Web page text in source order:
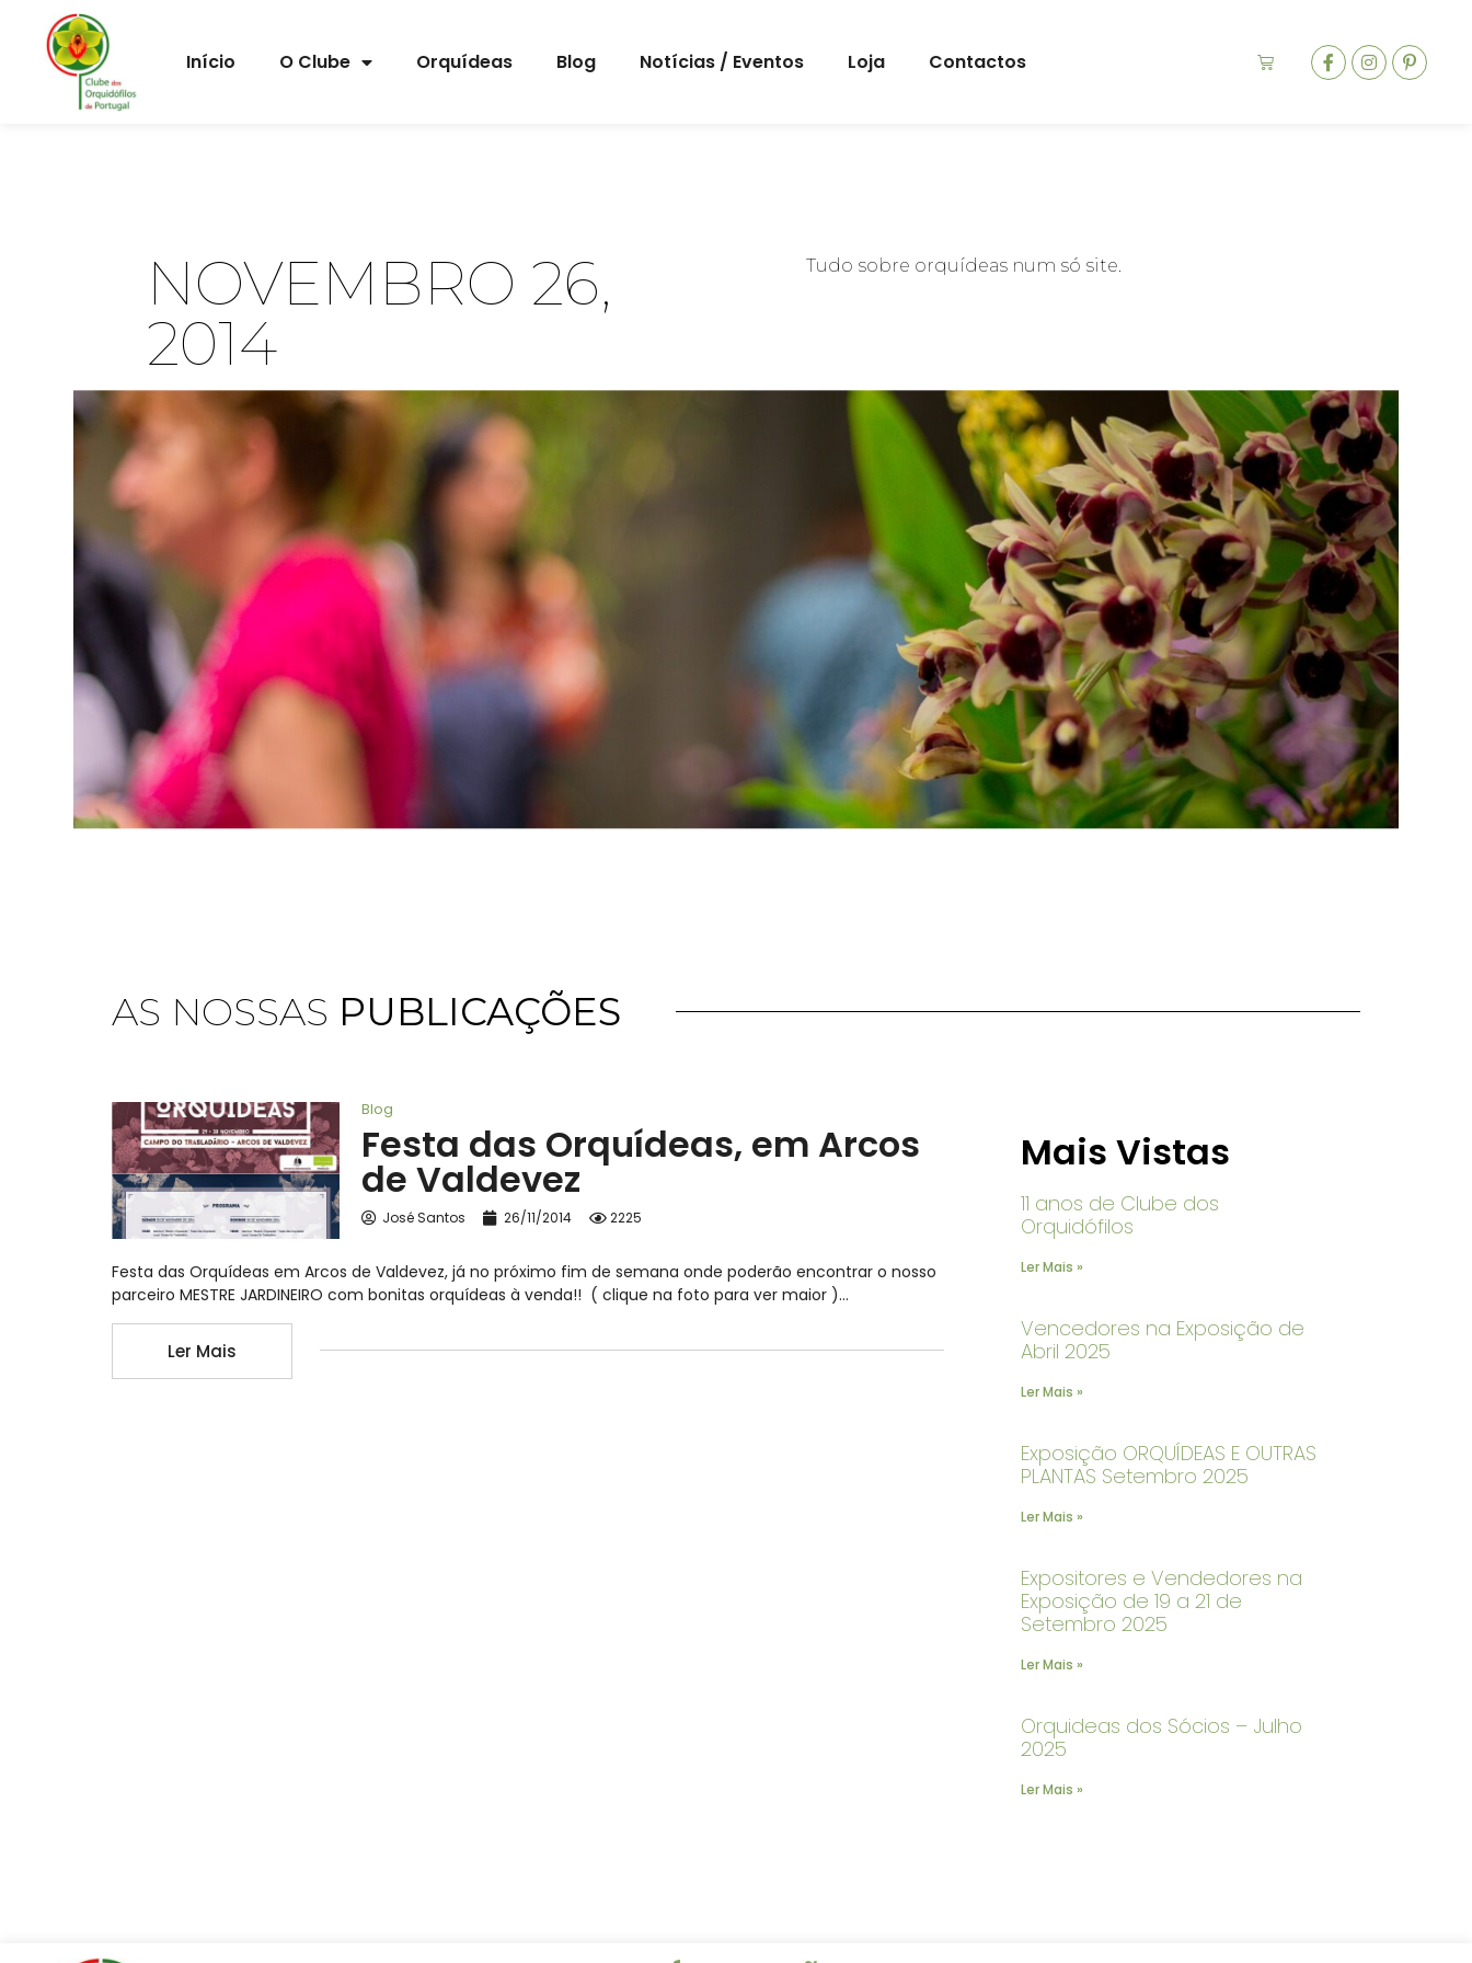
Início O Clube Orquídeas Blog Notícias / Eventos Loja Contactos
NOVEMBRO 26,
2014
Tudo sobre orquídeas num só site.
AS NOSSAS PUBLICAÇÕES
Blog
Festa das Orquídeas, em Arcos
de Valdevez
José Santos 26/11/2014 2225
Festa das Orquídeas em Arcos de Valdevez, já no próximo fim de semana onde poderão encontrar o nosso
parceiro MESTRE JARDINEIRO com bonitas orquídeas à venda!! ( clique na foto para ver maior )…
Ler Mais
Mais Vistas
11 anos de Clube dos
Orquidófilos
Ler Mais »
Vencedores na Exposição de
Abril 2025
Ler Mais »
Exposição ORQUÍDEAS E OUTRAS
PLANTAS Setembro 2025
Ler Mais »
Expositores e Vendedores na
Exposição de 19 a 21 de
Setembro 2025
Ler Mais »
Orquideas dos Sócios – Julho
2025
Ler Mais »